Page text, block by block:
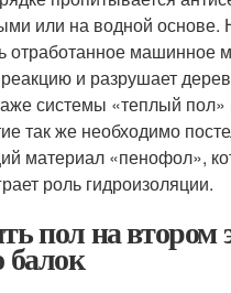
или на водной основе.
отработанное машинное
и разрушает
системы «теплый пол»
так же необходимо
материал «пенофол»,
роль гидроизоляции.
пол на втором
балок